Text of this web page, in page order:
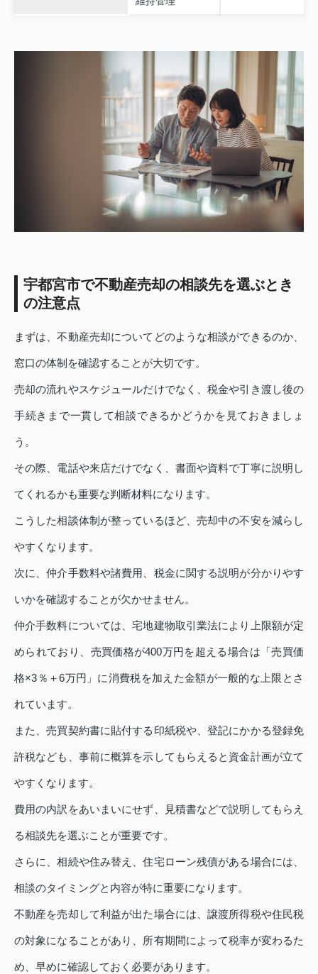
宇都宮市で不動産売却の相談先を選ぶとき
の注意点
まずは、不動産売却についてどのような相談ができるのか、
窓口の体制を確認することが大切です。
売却の流れやスケジュールだけでなく、税金や引き渡し後の
手続きまで一貫して相談できるかどうかを見ておきましょ
う。
その際、電話や来店だけでなく、書面や資料で丁寧に説明し
てくれるかも重要な判断材料になります。
こうした相談体制が整っているほど、売却中の不安を減らし
やすくなります。
次に、仲介手数料や諸費用、税金に関する説明が分かりやす
いかを確認することが欠かせません。
仲介手数料については、宅地建物取引業法により上限額が定
められており、売買価格が400万円を超える場合は「売買価
格×3％＋6万円」に消費税を加えた金額が一般的な上限とさ
れています。
また、売買契約書に貼付する印紙税や、登記にかかる登録免
許税なども、事前に概算を示してもらえると資金計画が立て
やすくなります。
費用の内訳をあいまいにせず、見積書などで説明してもらえ
る相談先を選ぶことが重要です。
さらに、相続や住み替え、住宅ローン残債がある場合には、
相談のタイミングと内容が特に重要になります。
不動産を売却して利益が出た場合には、譲渡所得税や住民税
の対象になることがあり、所有期間によって税率が変わるた
め、早めに確認しておく必要があります。